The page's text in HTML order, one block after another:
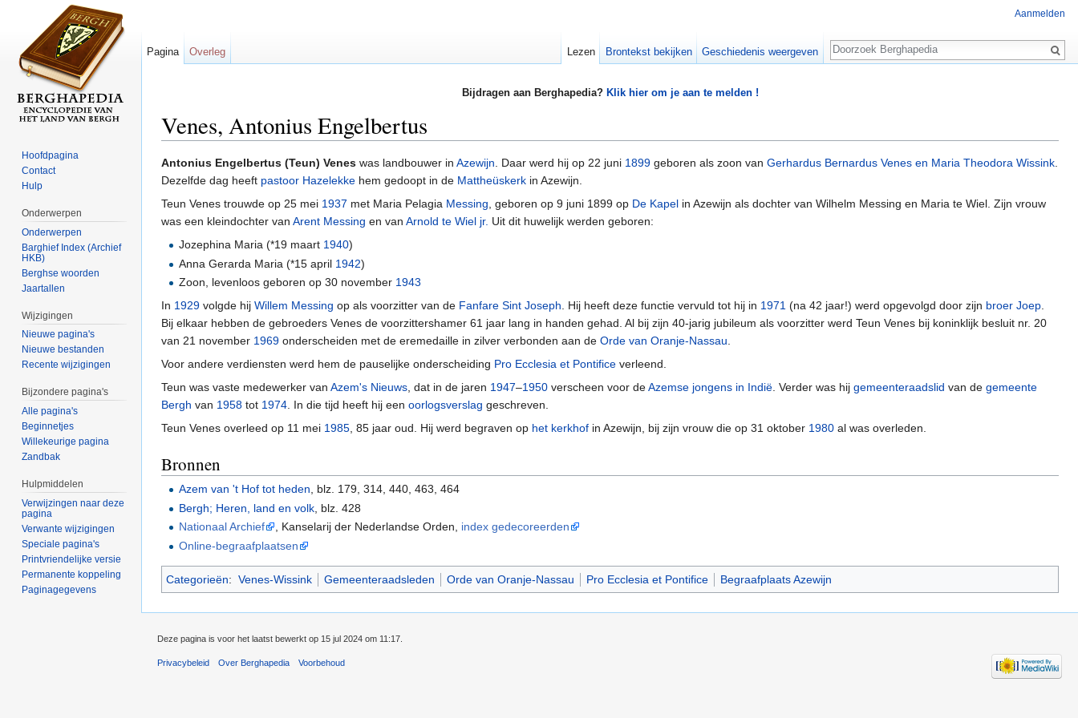
Bijdragen aan Berghapedia? Klik hier om je aan te melden !
Venes, Antonius Engelbertus
Antonius Engelbertus (Teun) Venes was landbouwer in Azewijn. Daar werd hij op 22 juni 1899 geboren als zoon van Gerhardus Bernardus Venes en Maria Theodora Wissink.
Dezelfde dag heeft pastoor Hazelekke hem gedoopt in de Mattheüskerk in Azewijn.
Teun Venes trouwde op 25 mei 1937 met Maria Pelagia Messing, geboren op 9 juni 1899 op De Kapel in Azewijn als dochter van Wilhelm Messing en Maria te Wiel. Zijn vrouw
was een kleindochter van Arent Messing en van Arnold te Wiel jr. Uit dit huwelijk werden geboren:
Jozephina Maria (*19 maart 1940)
Anna Gerarda Maria (*15 april 1942)
Zoon, levenloos geboren op 30 november 1943
In 1929 volgde hij Willem Messing op als voorzitter van de Fanfare Sint Joseph . Hij heeft deze functie vervuld tot hij in 1971 (na 42 jaar!) werd opgevolgd door zijn broer Joep
Bij elkaar hebben de gebroeders Venes de voorzittershamer 61 jaar lang in handen gehad. Al bij zijn 40-jarig jubileum als voorzitter werd Teun Venes bij koninklijk besluit nr. 20
van 21 november 1969 onderscheiden met de eremedaille in zilver verbonden aan de Orde van Oranje-Nassau
Voor andere verdiensten werd hem de pauselijke onderscheiding Pro Ecclesia et Pontifice verleend.
Teun was vaste medewerker van Azem's Nieuws , dat in de jaren 1947–1950 verscheen voor deAzemse jongens in Indië . Verder was hij gemeenteraadslid van de gemeente
Bergh van 1958 tot 1974 . In die tijd heeft hij een oorlogsverslag geschreven.
Teun Venes overleed op 11 mei 1985 , 85 jaar oud. Hij werd begraven op het kerkhof in Azewijn, bij zijn vrouw die op 31 oktober 1980 al was overleden.
Bronnen
Azem van 't Hof tot heden, blz. 179, 314, 440, 463, 464
Bergh; Heren, land en volk , blz. 428
Nationaal Archief
, Kanselarij der Nederlandse Orden, index gedecoreerden
Online-begraafplaatsen
Categorieën: Venes-Wissink Gemeenteraadsleden Orde van Oranje-Nassau Pro Ecclesia et Pontifice Begraafplaats Azewijn
Aanmelden
Pagina Overleg Lezen Brontekst bekijken Geschiedenis weergeven
Zoeken
Hoofdpagina
Contact
Hulp
Onderwerpen
Onderwerpen
Barghief Index (Archief
HKB)
Berghse woorden
Jaartallen
Wijzigingen
Nieuwe pagina's
Nieuwe bestanden
Recente wijzigingen
Bijzondere pagina's
Alle pagina's
Beginnetjes
Willekeurige pagina
Zandbak
Hulpmiddelen
Verwijzingen naar deze
pagina
Verwante wijzigingen
Speciale pagina's
Printvriendelijke versie
Permanente koppeling
Paginagegevens
Deze pagina is voor het laatst bewerkt op 15 jul 2024 om 11:17.
Privacybeleid Over Berghapedia Voorbehoud